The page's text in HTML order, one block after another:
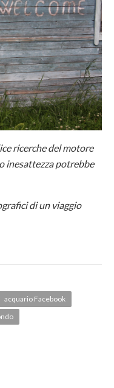
ricerche del motore
inesattezza potrebbe
di un viaggio
acquario Facebook